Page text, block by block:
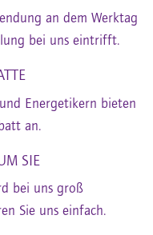
an dem Werktag
bei uns eintrifft.
Energetikern bieten
an.
SIE
bei uns groß
Sie uns einfach.